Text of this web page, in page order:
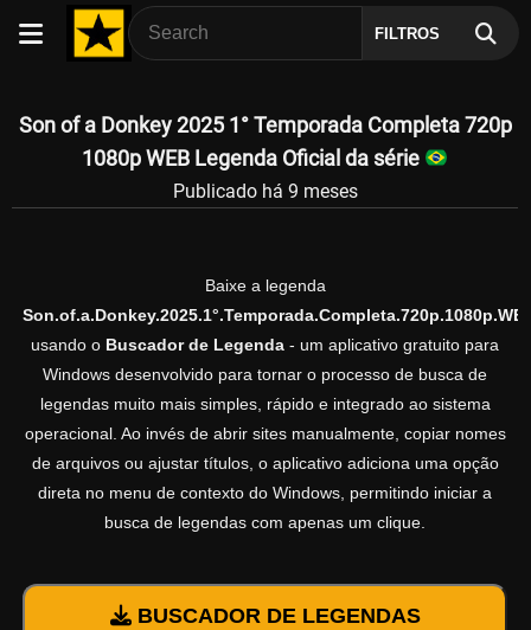
FILTROS
Son of a Donkey 2025 1° Temporada Completa 720p
1080p WEB Legenda Oficial da série
Publicado há 9 meses
Baixe a legenda
usando o Buscador de Legenda - um aplicativo gratuito para
Windows desenvolvido para tornar o processo de busca de
legendas muito mais simples, rápido e integrado ao sistema
operacional. Ao invés de abrir sites manualmente, copiar nomes
de arquivos ou ajustar títulos, o aplicativo adiciona uma opção
direta no menu de contexto do Windows, permitindo iniciar a
busca de legendas com apenas um clique.
BUSCADOR DE LEGENDAS